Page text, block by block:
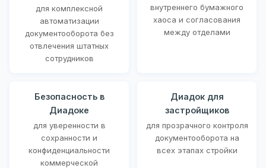
для комплексной
автоматизации
документооборота без
отвлечения штатных
сотрудников
внутреннего бумажного
хаоса и согласования
между отделами
Безопасность в
Диадоке
для уверенности в
сохранности и
конфиденциальности
коммерческой
Диадок для
застройщиков
для прозрачного контроля
документооборота на
всех этапах стройки